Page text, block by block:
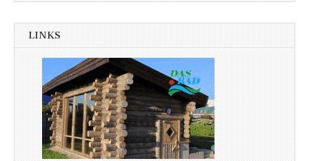
LINKS